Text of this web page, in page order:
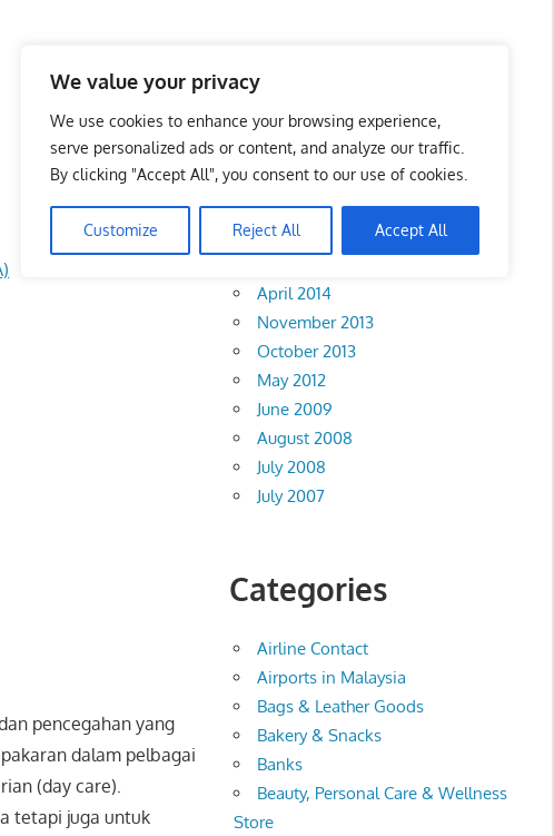
We value your privacy
We use cookies to enhance your browsing experience,
serve personalized ads or content, and analyze our traffic.
By clicking "Accept All", you consent to our use of cookies.
Customize Reject All Accept All
pencegahan yang
dalam pelbagai
(day care).
tetapi juga untuk
Archives
April 2014
November 2013
October 2013
May 2012
June 2009
August 2008
July 2008
July 2007
Categories
Airline Contact
Airports in Malaysia
Bags & Leather Goods
Bakery & Snacks
Banks
Beauty, Personal Care & Wellness
Store